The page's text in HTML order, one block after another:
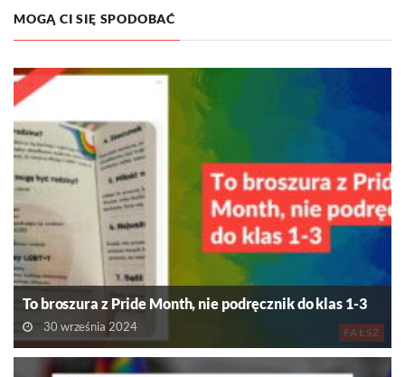
MOGĄ CI SIĘ SPODOBAĆ
FAŁSZ
To broszura z Pride Month, nie podręcznik do klas 1-3
30 września 2024